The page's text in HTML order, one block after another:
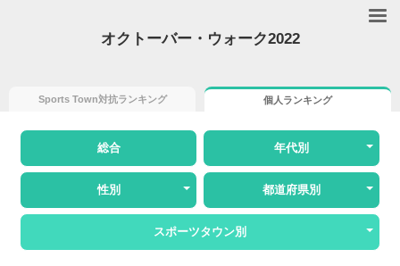
オクトーバー・ウォーク2022
Sports Town対抗ランキング 個人ランキング
総合 年代別
性別 都道府県別
スポーツタウン別